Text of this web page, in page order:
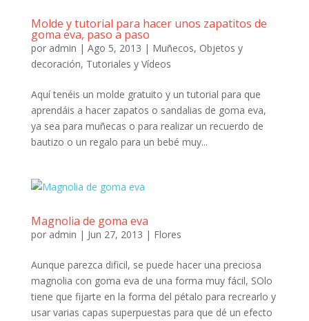
Molde y tutorial para hacer unos zapatitos de
goma eva, paso a paso
por admin | Ago 5, 2013 | Muñecos, Objetos y
decoración, Tutoriales y Vídeos
Aquí tenéis un molde gratuito y un tutorial para que
aprendáis a hacer zapatos o sandalias de goma eva,
ya sea para muñecas o para realizar un recuerdo de
bautizo o un regalo para un bebé muy...
Magnolia de goma eva
por admin | Jun 27, 2013 | Flores
Aunque parezca dificil, se puede hacer una preciosa
magnolia con goma eva de una forma muy fácil, SOlo
tiene que fijarte en la forma del pétalo para recrearlo y
usar varias capas superpuestas para que dé un efecto